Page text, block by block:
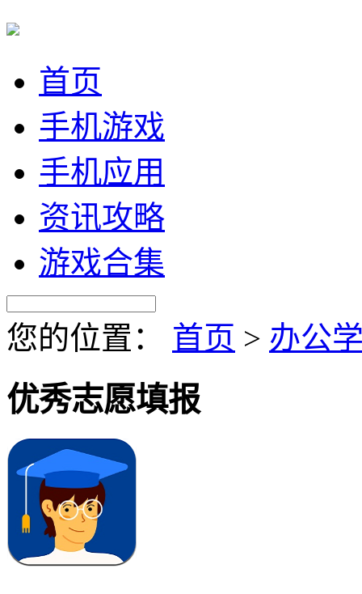
首页
手机游戏
手机应用
资讯攻略
游戏合集
您的位置： 首页 > 办公
优秀志愿填报